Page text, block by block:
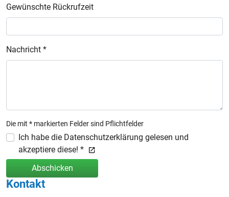
Gewünschte Rückrufzeit
Nachricht *
Die mit * markierten Felder sind Pflichtfelder
Ich habe die Datenschutzerklärung gelesen und
akzeptiere diese! *
Abschicken
Kontakt